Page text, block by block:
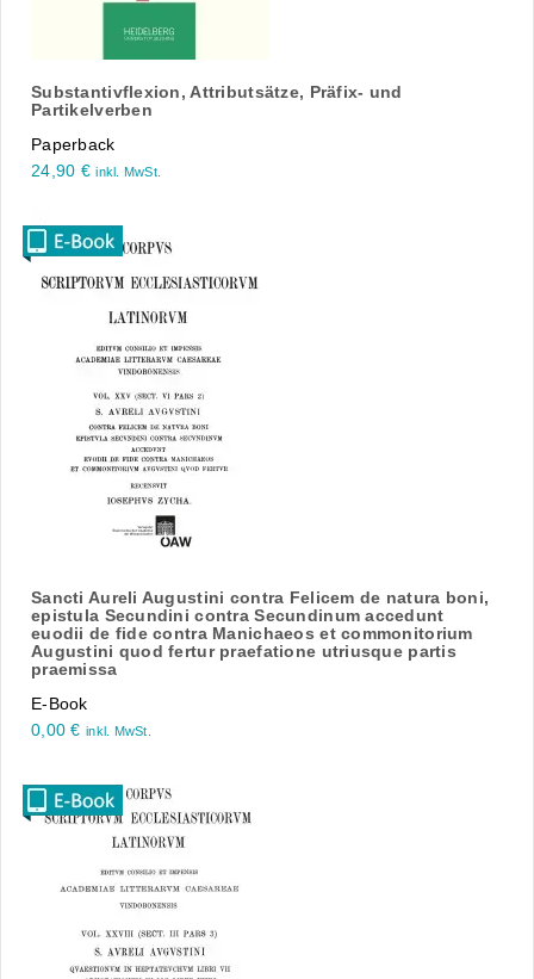
Substantivflexion, Attributsätze, Präfix- und
Partikelverben
Paperback
24,90 € inkl. MwSt.
Sancti Aureli Augustini contra Felicem de natura boni,
epistula Secundini contra Secundinum accedunt
euodii de fide contra Manichaeos et commonitorium
Augustini quod fertur praefatione utriusque partis
praemissa
E-Book
0,00€ inkl. MwSt.